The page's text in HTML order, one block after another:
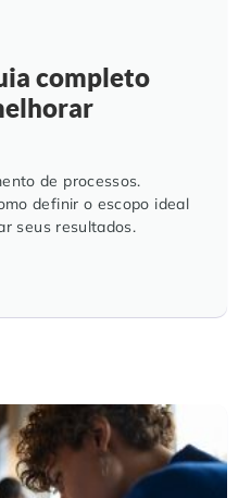
completo
de processos.
definir o escopo ideal
seus resultados.